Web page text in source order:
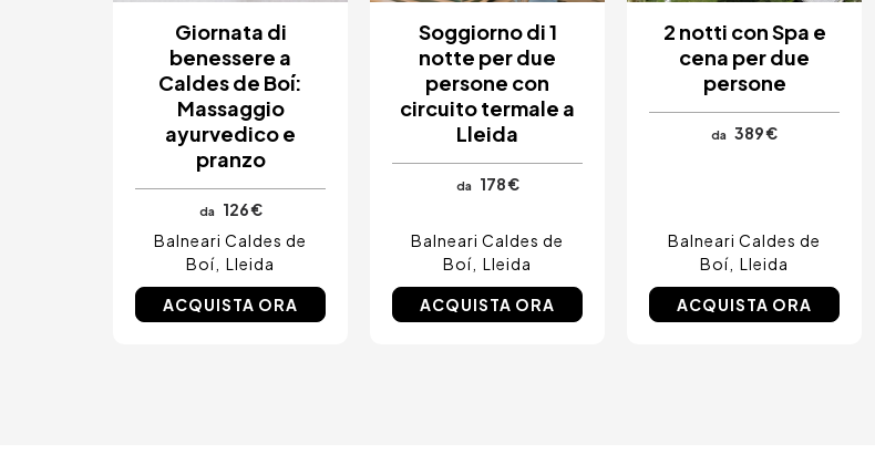
Punta Cana, Repubblica Dominicana
Giornata di
benessere a
Caldes de Boí:
Massaggio
ayurvedico e
pranzo
da
126 €
Balneari Caldes de
Boí Lleida
ACQUISTA ORA
Soggiorno di 1
notte per due
persone con
circuito termale a
Lleida
da 178 €
Balneari Caldes de
Boí Lleida
ACQUISTA ORA
2 notti con Spa e
cena per due
persone
da 389 €
Balneari Caldes de
Boí Lleida
ACQUISTA ORA